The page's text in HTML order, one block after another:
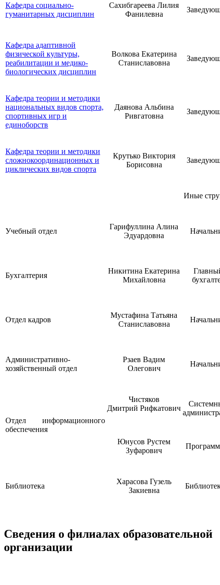
Кафедра социально-
гуманитарных дисциплин
Сахибгареева Лилия
Фанилевна
Кафедра адаптивной
физической культуры,
реабилитации и медико-
биологических дисциплин
Волкова Екатерина
Станиславовна
Кафедра теории и методики
национальных видов спорта,
спортивных игр и
единоборств
Даянова Альбина
Ривгатовна
Кафедра теории и методики
сложнокоординационных и
циклических видов спорта
Крутько Виктория
Борисовна
Иные
Учебный отдел
Гарифуллина Алина
Эдуардовна
Бухгалтерия
Никитина Екатерина
Михайловна
Отдел кадров
Мустафина Татьяна
Станиславовна
Административно-
хозяйственный отдел
Рзаев Вадим
Олегович
Отдел информационного
обеспечения
Чистяков
Дмитрий Рифкатович
Юнусов Рустем
Зуфарович
Библиотека
Харасова Гузель
Закиевна
Сведения о филиалах образовательной
организации